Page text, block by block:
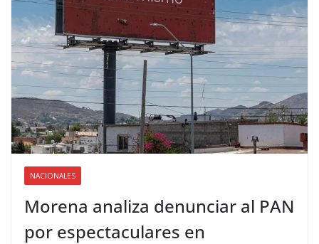
NACIONALES
Morena analiza denunciar al PAN
por espectaculares en